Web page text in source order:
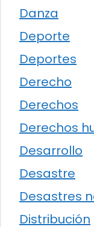
Danza
Deporte
Deportes
Derecho
Derechos
Derechos
Desarrollo
Desastre
Desastres
Distribución